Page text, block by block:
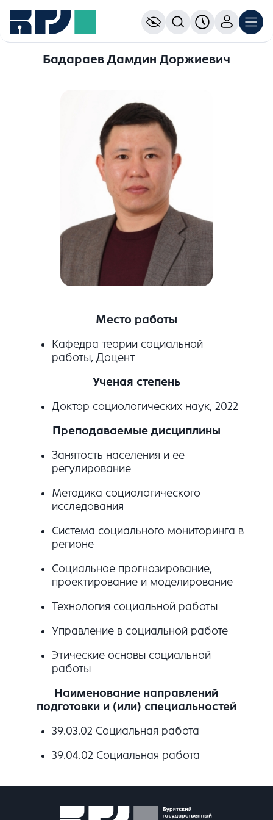
Бадараев Дамдин Доржиевич
Место работы
Кафедра теории социальной
работы, Доцент
Ученая степень
Доктор социологических наук, 2022
Преподаваемые дисциплины
Занятость населения и ее
регулирование
Методика социологического
исследования
Система социального мониторинга в
регионе
Социальное прогнозирование,
проектирование и моделирование
Технология социальной работы
Управление в социальной работе
Этические основы социальной
работы
Наименование направлений
подготовки и (или) специальностей
39.03.02 Социальная работа
39.04.02 Социальная работа